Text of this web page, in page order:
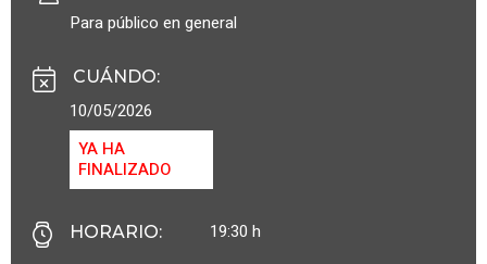
Para público en general
CUÁNDO:
10/05/2026
YA HA
FINALIZADO
HORARIO: 19:30 h